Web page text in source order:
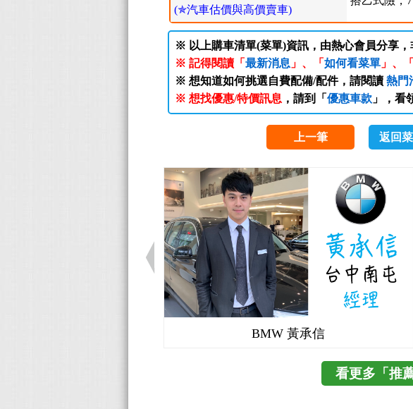
(✯汽車估價與高價賣車)
※ 以上購車清單(菜單)資訊，由熱心會員分享，
※ 記得閱讀「 最新消息 」、「 如何看菜單」、「
※ 想知道如何挑選自費配備/配件，請閱讀 熱門
※ 想找優惠/特價訊息 ，請到「 優惠車款」，看
上一筆 返回
BMW 黃承信
看更多「推